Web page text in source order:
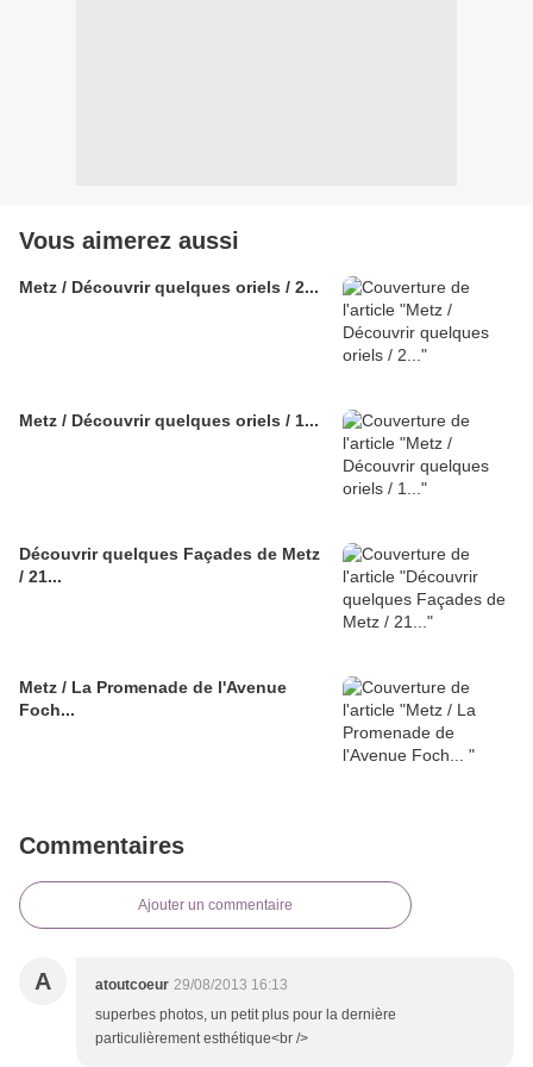
Vous aimerez aussi
Metz / Découvrir quelques oriels / 2...
Metz / Découvrir quelques oriels / 1...
Découvrir quelques Façades de Metz
/ 21...
Metz / La Promenade de l'Avenue
Foch...
Commentaires
Ajouter un commentaire
A atoutcoeur 29/08/2013 16:13
superbes photos, un petit plus pour la dernière
particulièrement esthétique<br />